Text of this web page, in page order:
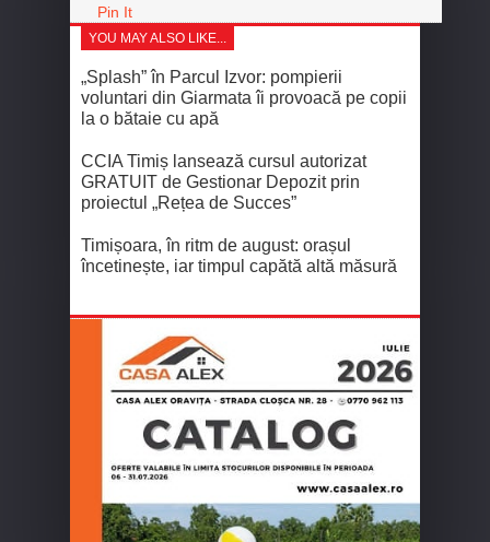
Pin It
YOU MAY ALSO LIKE...
„Splash” în Parcul Izvor: pompierii
voluntari din Giarmata îi provoacă pe copii
la o bătaie cu apă
CCIA Timiș lansează cursul autorizat
GRATUIT de Gestionar Depozit prin
proiectul „Rețea de Succes”
Timișoara, în ritm de august: orașul
încetinește, iar timpul capătă altă măsură